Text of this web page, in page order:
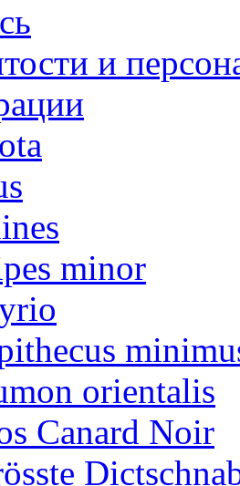
и
minor
orientalis
Canard Noir